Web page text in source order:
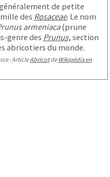
de petite
des Rosaceae. Le nom
armeniaca(prune
genre des Prunus, section
abricotiers du monde.
: ArticleAbricotde Wikipédia en